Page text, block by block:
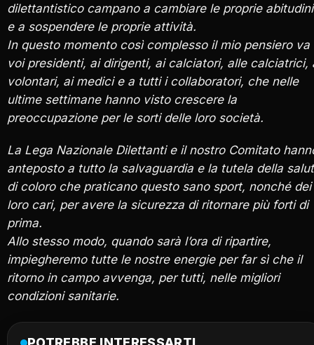
dilettantistico campano a cambiare le proprie abitudini
e a sospendere le proprie attività.
In questo momento così complesso il mio pensiero va
voi presidenti, ai dirigenti, ai calciatori, alle calciatrici,
volontari, ai medici e a tutti i collaboratori, che nelle
ultime settimane hanno visto crescere la
preoccupazione per le sorti delle loro società.
La Lega Nazionale Dilettanti e il nostro Comitato
anteposto a tutto la salvaguardia e la tutela della
di coloro che praticano questo sano sport, nonché dei
loro cari, per avere la sicurezza di ritornare più forti di
prima.
Allo stesso modo, quando sarà l’ora di ripartire,
impiegheremo tutte le nostre energie per far sì che il
ritorno in campo avvenga, per tutti, nelle migliori
condizioni sanitarie.